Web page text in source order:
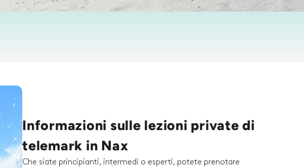
Informazioni sulle lezioni private di
telemark in Nax
Che siate principianti, intermedi o esperti, potete prenotare